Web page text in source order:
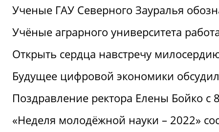
Ученые ГАУ Северного Зауралья
Учёные аграрного университета
Открыть сердца навстречу
Будущее цифровой экономики
Поздравление ректора Елены Бойко с
«Неделя молодёжной науки – 2022»